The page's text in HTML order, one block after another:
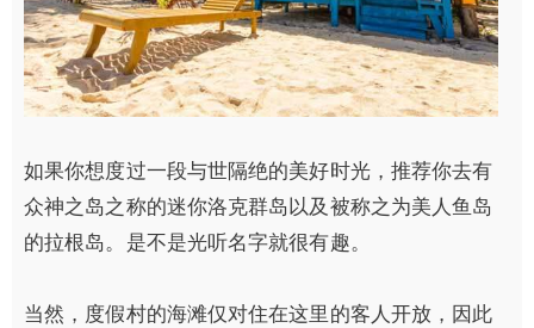
如果你想度过一段与世隔绝的美好时光，推荐你去有
众神之岛之称的迷你洛克群岛以及被称之为美人鱼岛
的拉根岛。是不是光听名字就很有趣。
当然，度假村的海滩仅对住在这里的客人开放，因此